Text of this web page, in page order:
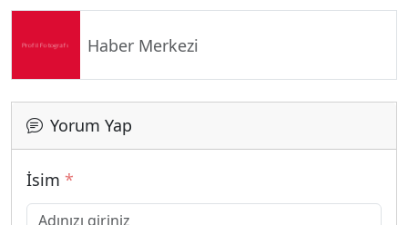
Haber Merkezi
Yorum Yap
İsim *